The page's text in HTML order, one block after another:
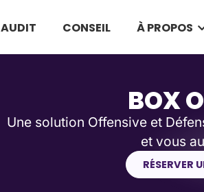
AUDIT CONSEIL À PROPOS
BOX
Une solution Offensive et
et vous
RÉSERVER